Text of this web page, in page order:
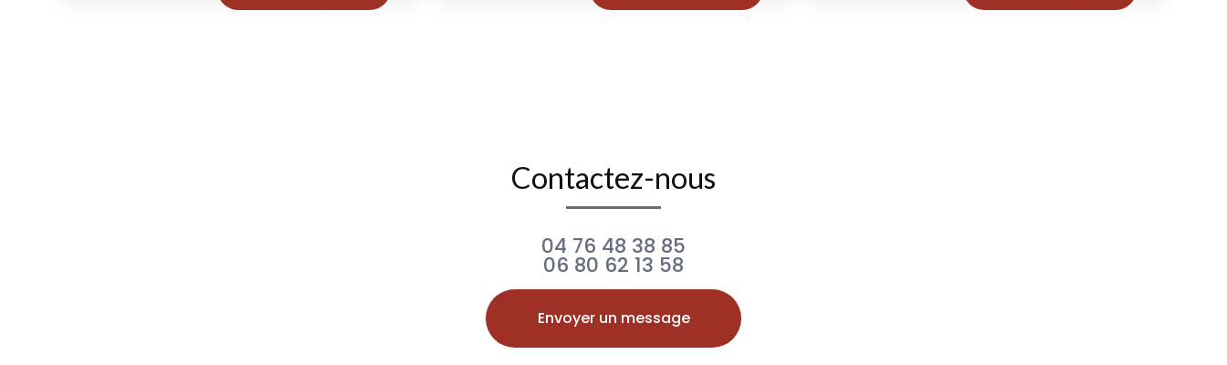
Contactez-nous
04 76 48 38 85
06 80 62 13 58
Envoyer un message